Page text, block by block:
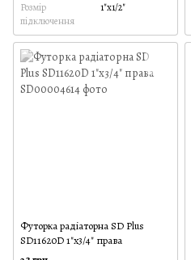
Розмір
підключення
1"х1/2"
Футорка радіаторна SD Plus
SD11620D 1"х3/4" права